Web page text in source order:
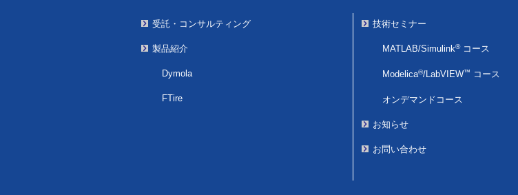
受託・コンサルティング
製品紹介
Dymola
FTire
技術セミナー
MATLAB/Simulink®コース
Modelica®/LabVIEW™ コース
オンデマンドコース
お知らせ
お問い合わせ